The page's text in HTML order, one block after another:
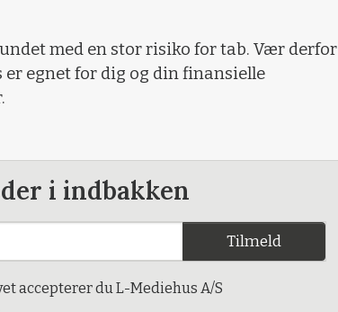
med en stor risiko for tab. Vær derfor
egnet for dig og din finansielle
i indbakken
Tilmeld
accepterer du L-Mediehus A/S